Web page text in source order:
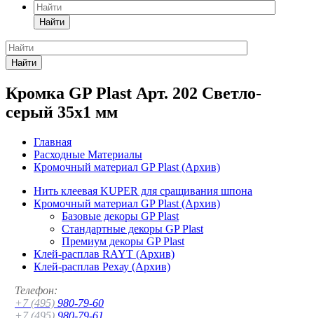
Найти
Найти
Кромка GP Plast Арт. 202 Светло-
серый 35x1 мм
Главная
Расходные Материалы
Кромочный материал GP Plast (Архив)
Нить клеевая KUPER для сращивания шпона
Кромочный материал GP Plast (Архив)
Базовые декоры GP Plast
Стандартные декоры GP Plast
Премиум декоры GP Plast
Клей-расплав RAYT (Архив)
Клей-расплав Рехау (Архив)
Телефон:
+7 (495) 980-79-60
+7 (495) 980-79-61